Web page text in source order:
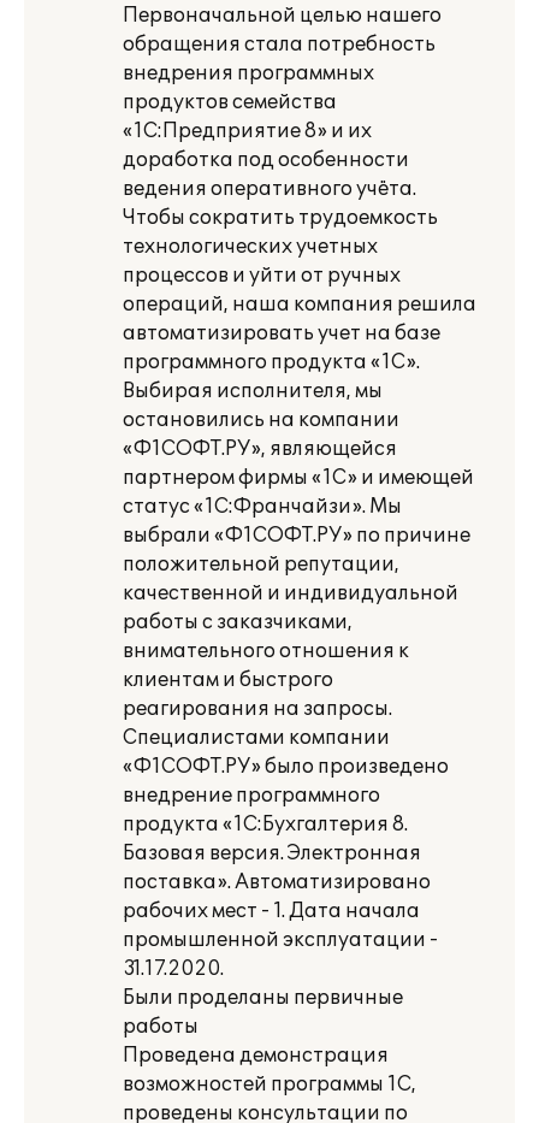
Первоначальной целью нашего
обращения стала потребность
внедрения программных
продуктов семейства
«1С:Предприятие 8» и их
доработка под особенности
ведения оперативного учёта.
Чтобы сократить трудоемкость
технологических учетных
процессов и уйти от ручных
операций, наша компания решила
автоматизировать учет на базе
программного продукта «1С».
Выбирая исполнителя, мы
остановились на компании
«Ф1СОФТ.РУ», являющейся
партнером фирмы «1С» и имеющей
статус «1С:Франчайзи». Мы
выбрали «Ф1СОФТ.РУ» по причине
положительной репутации,
качественной и индивидуальной
работы с заказчиками,
внимательного отношения к
клиентам и быстрого
реагирования на запросы.
Специалистами компании
«Ф1СОФТ.РУ» было произведено
внедрение программного
продукта «1С:Бухгалтерия 8.
Базовая версия. Электронная
поставка». Автоматизировано
рабочих мест - 1. Дата начала
промышленной эксплуатации -
31.17.2020.
Были проделаны первичные
работы
Проведена демонстрация
возможностей программы 1С,
проведены консультации по